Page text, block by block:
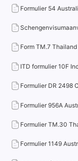
Formulier 54
Form TM.7 Thailand
ITD formulier 10F
Formulier DR 2498
Formulier 956A
Formulier TM.30
Formulier 1149